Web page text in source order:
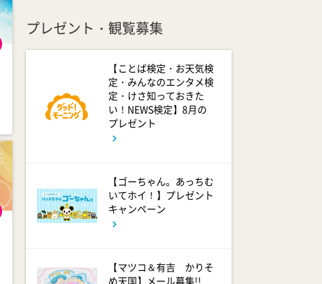
プレゼント・観覧募集
【ことば検定・お天気検
定・みんなのエンタメ検
定・けさ知っておきた
い！NEWS検定】8月の
プレゼント
【ゴーちゃん。あっちむ
いてホイ！】プレゼント
キャンペーン
【マツコ＆有吉 かりそ
め天国】メール募集!!